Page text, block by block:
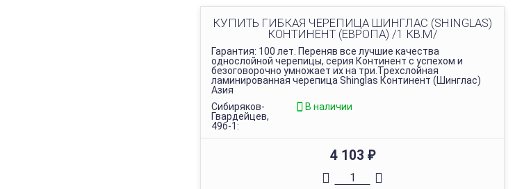
КУПИТЬ ГИБКАЯ ЧЕРЕПИЦА ШИНГЛАС (SHINGLAS)
КОНТИНЕНТ (ЕВРОПА) /1 КВ.М/
Гарантия: 100 лет. Переняв все лучшие качества
однослойной черепицы, серия Континент с успехом и
безоговорочно умножает их на три.Трехслойная
ламинированная черепица Shinglas Континент (Шинглас)
Азия
Сибиряков-
Гвардейцев,
49б-1:
В наличии
4 103 ₽